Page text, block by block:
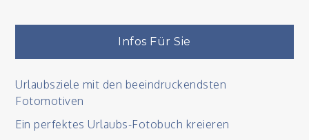
Infos Für Sie
Urlaubsziele mit den beeindruckendsten
Fotomotiven
Ein perfektes Urlaubs-Fotobuch kreieren